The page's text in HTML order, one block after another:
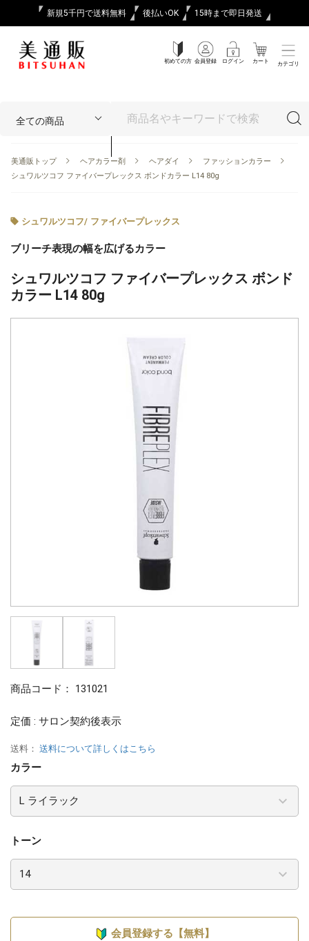
新規5千円で送料無料 後払いOK 15時まで即日発送
初めての方 会員登録 ログイン カート カテゴリ
美通販トップ ヘアカラー剤 ヘアダイ
ファッションカラー
シュワルツコフ ファイバープレックス ボンドカラー L14 80g
シュワルツコフ/ ファイバープレックス
ブリーチ表現の幅を広げるカラー
シュワルツコフ ファイバープレックス ボンド
カラー L14 80g
商品コード： 131021
定価 : サロン契約後表示
送料： 送料について詳しくはこちら
カラー
トーン
会員登録する【無料】